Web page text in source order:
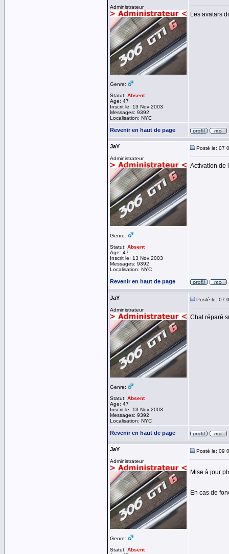
Administrateur
Genre:
Statut: Absent
Age: 47
Inscrit le: 13 Nov 2003
Messages: 9392
Localisation: NYC
Les avatars
Revenir en haut de page
JaY
Administrateur
Genre:
Statut: Absent
Age: 47
Inscrit le: 13 Nov 2003
Messages: 9392
Localisation: NYC
Posté le: 07
Activation de
Revenir en haut de page
JaY
Administrateur
Genre:
Statut: Absent
Age: 47
Inscrit le: 13 Nov 2003
Messages: 9392
Localisation: NYC
Posté le: 07
Chat réparé
Revenir en haut de page
JaY
Administrateur
Genre:
Statut: Absent
Posté le: 09
Mise à jour
En cas de